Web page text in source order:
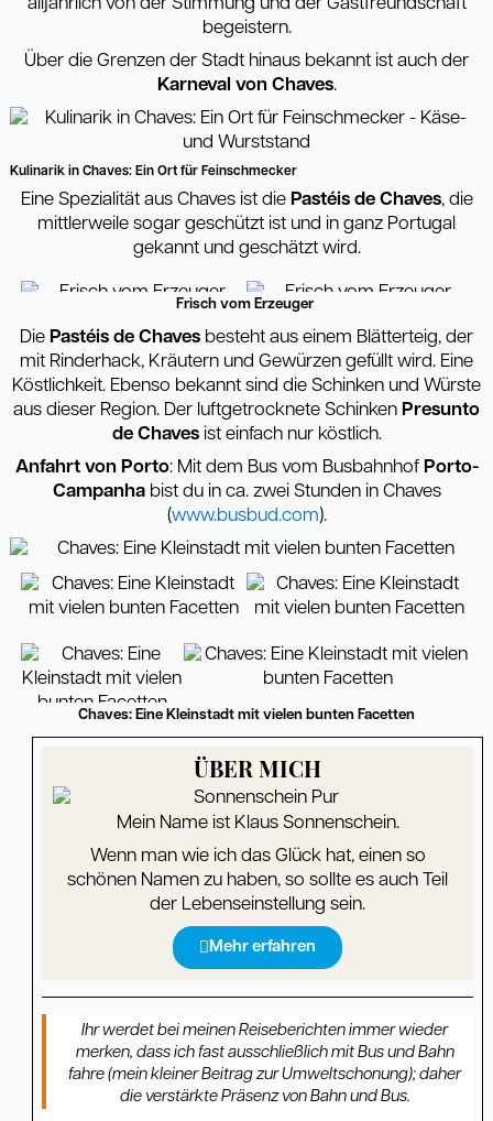
alljährlich von der Stimmung und der Gastfreundschaft
begeistern.
Über die Grenzen der Stadt hinaus bekannt ist auch der
Karneval von Chaves.
Kulinarik in Chaves: Ein Ort für Feinschmecker
Eine Spezialität aus Chaves ist die Pastéis de Chaves, die
mittlerweile sogar geschützt ist und in ganz Portugal
gekannt und geschätzt wird.
Frisch vom Erzeuger
Die Pastéis de Chaves besteht aus einem Blätterteig, der
mit Rinderhack, Kräutern und Gewürzen gefüllt wird. Eine
Köstlichkeit. Ebenso bekannt sind die Schinken und Würste
aus dieser Region. Der luftgetrocknete Schinken Presunto
de Chavesist einfach nur köstlich.
Anfahrt von Porto: Mit dem Bus vom Busbahnhof Porto-
Campanhabist du in ca. zwei Stunden in Chaves
(www.busbud.com).
Chaves: Eine Kleinstadt mit vielen bunten Facetten
ÜBER MICH
Mein Name ist Klaus Sonnenschein.
Wenn man wie ich das Glück hat, einen so
schönen Namen zu haben, so sollte es auch Teil
der Lebenseinstellung sein.
Mehr erfahren
Ihr werdet bei meinen Reiseberichten immer wieder
merken, dass ich fast ausschließlich mit Bus und Bahn
fahre (mein kleiner Beitrag zur Umweltschonung); daher
die verstärkte Präsenz von Bahn und Bus.